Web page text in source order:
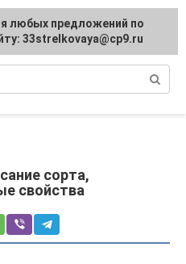
теплиц
сорта,
свойства
любых предложений по
33strelkovaya@cp9.ru